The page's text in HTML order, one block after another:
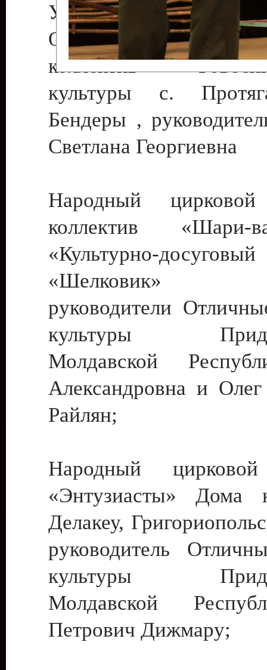
Участники фестиваля:
Образцовый
коллектив
культуры с.
Бендеры ,
Светлана Георгиевна
Народный цирковой
коллектив
«Культурно-
«Шелковик»
руководители
культуры
Молдавской
Александровна и
Райлян;
Народный цирковой
«Энтузиасты» Дома
Делакеу,
руководитель
культуры
Молдавской
Петрович Дижмару;